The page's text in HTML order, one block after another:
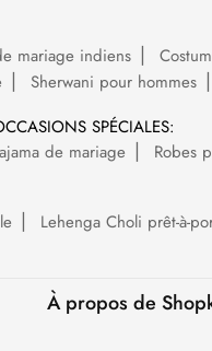
mariage indiens
Sherwani pour hommes
SPÉCIALES:
de mariage Robes
Lehenga Choli prêt-à-
À propos de